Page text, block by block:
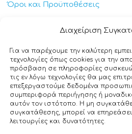
Διαχείριση
Για να παρέχουμε την καλύτερη
τεχνολογίες όπως cookies για την
πρόσβαση σε πληροφορίες
τις εν λόγω τεχνολογίες θα μας
επεξεργαστούμε δεδομένα
συμπεριφορά περιήγησης ή
αυτόν τον ιστότοπο. Η μη
συγκατάθεσης, μπορεί να
λειτουργίες και δυνατότητες.
Όροι και Προϋποθέσεις
Πολιτική Απορρήτου
Πολιτική Cookies
Επικοινωνία
+30 211 404 0235
info@ttclean.gr